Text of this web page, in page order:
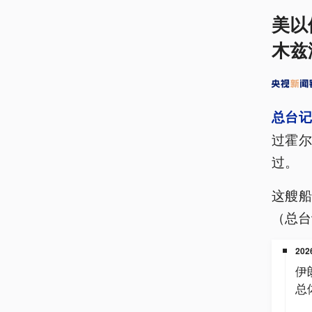
美
木
总台
过霍
过。
这艘
（总